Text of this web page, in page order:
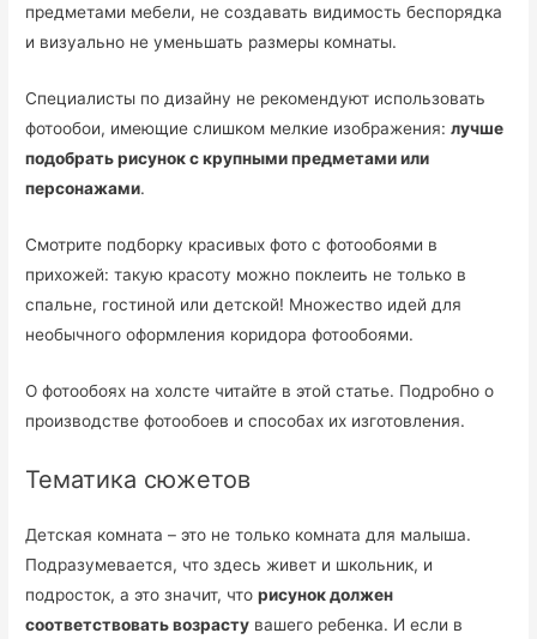
предметами мебели, не создавать видимость беспорядка
и визуально не уменьшать размеры комнаты.
Специалисты по дизайну не рекомендуют использовать
фотообои, имеющие слишком мелкие изображения:лучше
подобрать рисунок с крупными предметами или
персонажами.
Смотрите подборку красивых фото с фотообоями в
прихожей: такую красоту можно поклеить не только в
спальне, гостиной или детской! Множество идей для
необычного оформления коридора фотообоями.
О фотообоях на холсте читайте в этой статье. Подробно о
производстве фотообоев и способах их изготовления.
Тематика сюжетов
Детская комната – это не только комната для малыша.
Подразумевается, что здесь живет и школьник, и
подросток, а это значит, чторисунок должен
соответствовать возрасту вашего ребенка. И если в